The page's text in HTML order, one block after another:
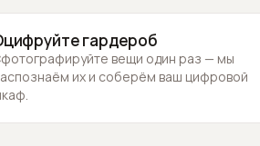
гардероб
вещи один раз — мы
их и соберём ваш цифровой